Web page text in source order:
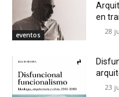
eventos
en
28
23